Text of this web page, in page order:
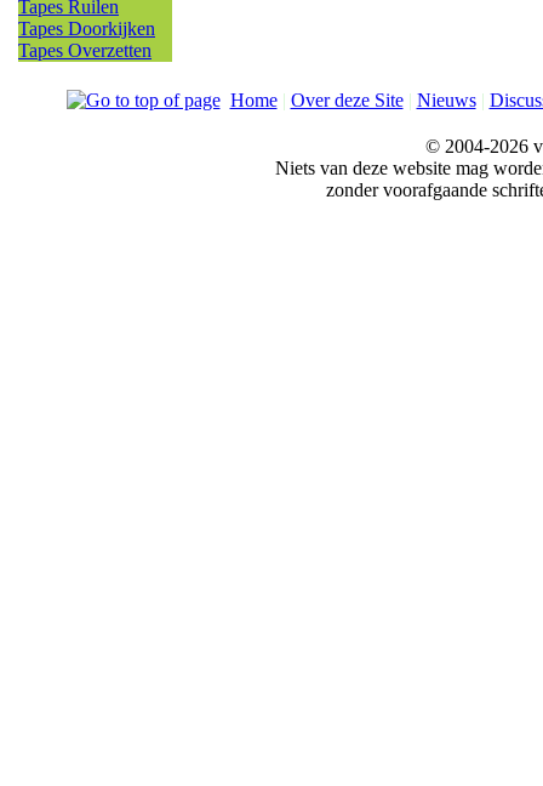
Tapes Ruilen
Tapes Doorkijken
Tapes Overzetten
Home| Over deze Site| Nieuws|
© 2004-2026
Niets van deze website mag
zonder voorafgaande